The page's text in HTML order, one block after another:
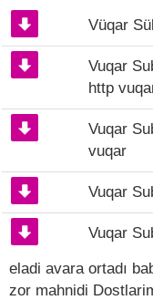
Vüqar
Vuqar
http
Vuqar
vuqar
Vuqar
Vuqar
eladi avara ortadı
zor mahnidi